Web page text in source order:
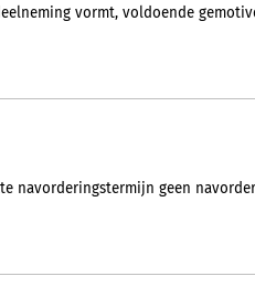
vormt, voldoende
navorderingstermijn geen